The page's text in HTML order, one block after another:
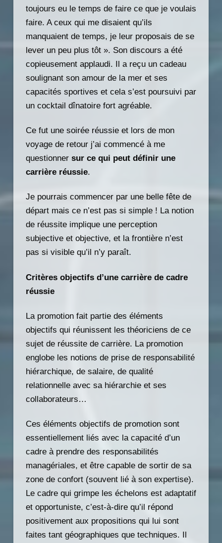
toujours eu le temps de faire ce que je voulais
faire. A ceux qui me disaient qu’ils
manquaient de temps, je leur proposais de se
lever un peu plus tôt ». Son discours a été
copieusement applaudi. Il a reçu un cadeau
soulignant son amour de la mer et ses
capacités sportives et cela s’est poursuivi par
un cocktail dînatoire fort agréable.
Ce fut une soirée réussie et lors de mon
voyage de retour j’ai commencé à me
questionner sur ce qui peut définir une
carrière réussie.
Je pourrais commencer par une belle fête de
départ mais ce n’est pas si simple ! La notion
de réussite implique une perception
subjective et objective, et la frontière n’est
pas si visible qu’il n’y paraît.
Critères objectifs d’une carrière de cadre
réussie
La promotion fait partie des éléments
objectifs qui réunissent les théoriciens de ce
sujet de réussite de carrière. La promotion
englobe les notions de prise de responsabilité
hiérarchique, de salaire, de qualité
relationnelle avec sa hiérarchie et ses
collaborateurs…
Ces éléments objectifs de promotion sont
essentiellement liés avec la capacité d’un
cadre à prendre des responsabilités
managériales, et être capable de sortir de sa
zone de confort (souvent lié à son expertise).
Le cadre qui grimpe les échelons est adaptatif
et opportuniste, c’est-à-dire qu’il répond
positivement aux propositions qui lui sont
faites tant géographiques que techniques. Il